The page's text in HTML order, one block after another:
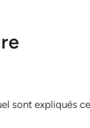
sont expliqués